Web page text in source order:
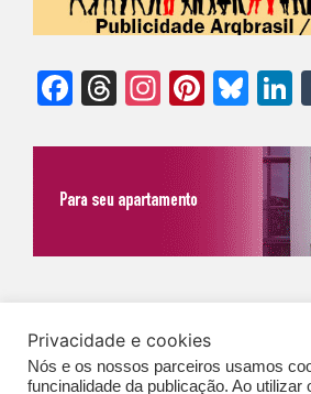
Facebook
Threads
Expediente|Contato|Newsletter
GERAIS DE PUBLICAÇÃO
Privacidade e cookies
Nós e os nossos parceiros usamos
funcinalidade da publicação. Ao utilizar